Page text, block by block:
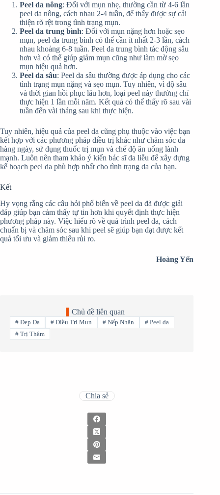
Peel da nông: Đối với mụn nhẹ, thường cần từ 4-6 lần
peel da nông, cách nhau 2-4 tuần, để thấy được sự cải
thiện rõ rệt trong tình trạng mụn.
Peel da trung bình: Đối với mụn nặng hơn hoặc sẹo
mụn, peel da trung bình có thể cần ít nhất 2-3 lần, cách
nhau khoảng 6-8 tuần. Peel da trung bình tác động sâu
hơn và có thể giúp giảm mụn cũng như làm mờ sẹo
mụn hiệu quả hơn.
Peel da sâu: Peel da sâu thường được áp dụng cho các
tình trạng mụn nặng và sẹo mụn. Tuy nhiên, vì độ sâu
và thời gian hồi phục lâu hơn, loại peel này thường chỉ
thực hiện 1 lần mỗi năm. Kết quả có thể thấy rõ sau vài
tuần đến vài tháng sau khi thực hiện.
Tuy nhiên, hiệu quả của peel da cũng phụ thuộc vào việc bạn
kết hợp với các phương pháp điều trị khác như chăm sóc da
hàng ngày, sử dụng thuốc trị mụn và chế độ ăn uống lành
mạnh. Luôn nên tham khảo ý kiến bác sĩ da liễu để xây dựng
kế hoạch peel da phù hợp nhất cho tình trạng da của bạn.
Kết
Hy vọng rằng các câu hỏi phổ biến về peel da đã được giải
đáp giúp bạn cảm thấy tự tin hơn khi quyết định thực hiện
phương pháp này. Việc hiểu rõ về quá trình peel da, cách
chuẩn bị và chăm sóc sau khi peel sẽ giúp bạn đạt được kết
quả tối ưu và giảm thiểu rủi ro.
Hoàng Yến
Chủ đề liên quan
# Đẹp Da # Điều Trị Mụn # Nếp Nhăn # Peel da
# Trị Thâm
Chia sẻ